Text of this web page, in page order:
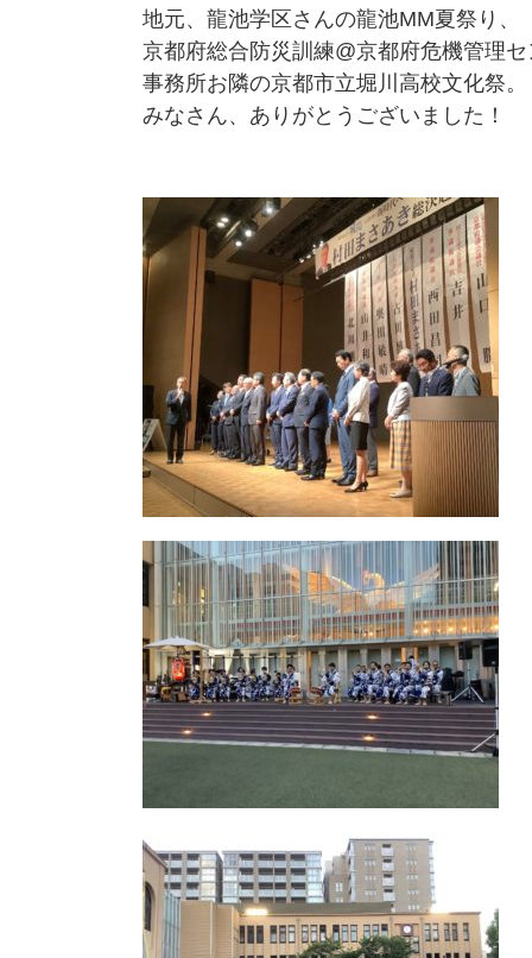
地元、龍池学区さんの龍池MM夏祭り、
京都府総合防災訓練@京都府危機管理
事務所お隣の京都市立堀川高校文化祭。
みなさん、ありがとうございました！